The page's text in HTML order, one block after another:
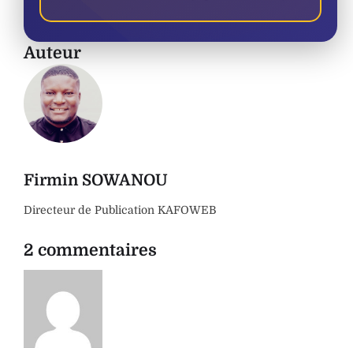
Auteur
Firmin SOWANOU
Directeur de Publication KAFOWEB
2 commentaires